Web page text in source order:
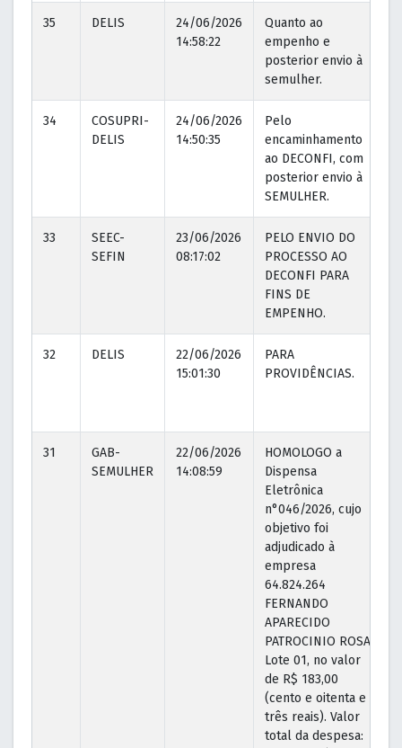
35 DELIS
24/06/2026
14:58:22
Quanto ao
empenho e
posterior envio à
semulher.
34
COSUPRI-
DELIS
24/06/2026
14:50:35
Pelo
encaminhamento
ao DECONFI, com
posterior envio à
SEMULHER.
33
SEEC-
SEFIN
23/06/2026
08:17:02
PELO ENVIO DO
PROCESSO AO
DECONFI PARA
FINS DE
EMPENHO.
32 DELIS
22/06/2026
15:01:30
PARA
PROVIDÊNCIAS.
31
GAB-
SEMULHER
22/06/2026
14:08:59
HOMOLOGO a
Dispensa
Eletrônica
n°046/2026, cujo
objetivo foi
adjudicado à
empresa
64.824.264
FERNANDO
APARECIDO
PATROCINIO ROSA.
Lote 01, no valor
de R$ 183,00
(cento e oitenta e
três reais). Valor
total da despesa: